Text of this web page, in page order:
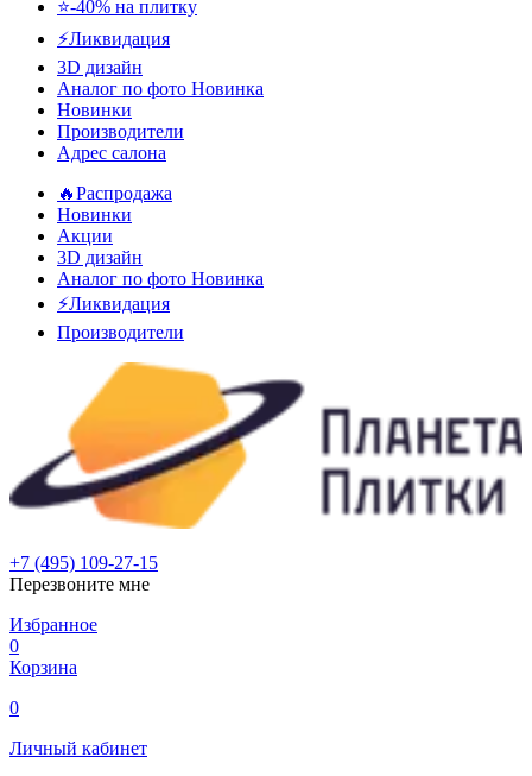
⭐-40% на плитку
⚡️Ликвидация
3D дизайн
Аналог по фото Новинка
Новинки
Производители
Адрес салона
🔥Распродажа
Новинки
Акции
3D дизайн
Аналог по фото Новинка
⚡Ликвидация
Производители
+7 (495) 109-27-15
Перезвоните мне
Избранное
0
Корзина
0
Личный кабинет